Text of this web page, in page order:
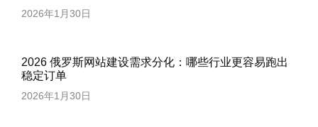
2026年1月30日
2026 俄罗斯网站建设需求分化：哪些行业更容易跑出
稳定订单
2026年1月30日